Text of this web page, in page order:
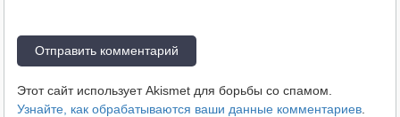
Этот сайт использует Akismet для борьбы со спамом.
Узнайте, как обрабатываются ваши данные комментариев.